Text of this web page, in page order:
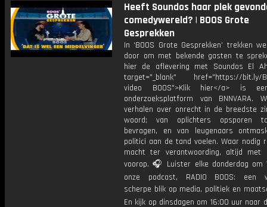
Heeft Soundos haar plek
comedywereld? | BOOS Grote
Gesprekken
In ‘BOOS Grote Gesprekken’ trekken
door om met bekende gasten te
hier de aflevering met Soundos El
target="_blank" href="https://bit.ly/
video BOOS">Klik hier</a> is
onderzoeksplatform van BNNVARA.
verhalen over onrecht in de breedste
woord; van oplichters opsporen
bevragen, en van leugenaars
politici aan de tand voelen. Waar nodig
macht ter verantwoording, altijd met
voorop. 🎧 Luister elke donderdag om
onze podcast, RADIO BOOS: een
scherpe blik op media, politiek en
En kijk op dinsdagen om 16:00 uur naar